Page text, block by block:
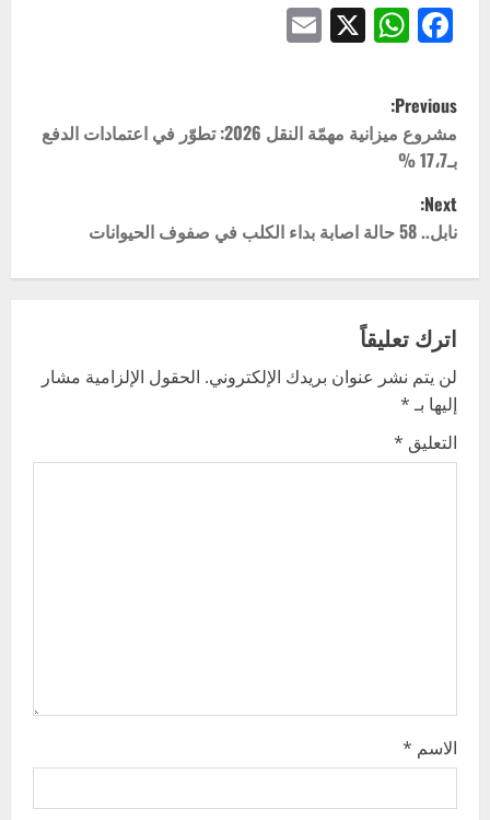
Facebook
WhatsApp
X
P
o
s
t
n
a
v
i
g
Previous:
مشروع ميزانية مهمّة النقل 2026: تطوّر في اعتمادات الدفع
بـ17،7 %
Next:
نابل.. 58 حالة اصابة بداء الكلب في صفوف الحيوانات
اترك تعليقاً
لن يتم نشر عنوان بريدك الإلكتروني. الحقول الإلزامية مشار
إليها بـ*
التعليق *
الاسم *